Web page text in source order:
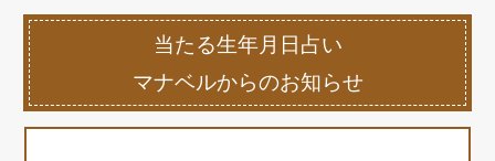
当たる生年月日占い
マナベルからのお知らせ